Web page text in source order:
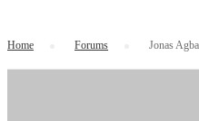
Home Forums Jonas